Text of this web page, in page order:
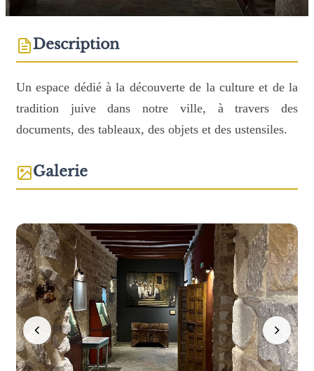
Description
Un espace dédié à la découverte de la culture et de la
tradition juive dans notre ville, à travers des
documents, des tableaux, des objets et des ustensiles.
Galerie